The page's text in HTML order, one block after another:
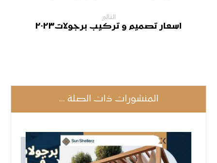
التالي
اسعار تصميم و تركيب برجولات٢٠٢٣
المنشورات ذات الصلة ...